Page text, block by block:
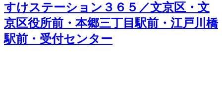
すけステーション３６５／文京区・文
京区役所前・本郷三丁目駅前・江戸川橋
駅前・受付センター